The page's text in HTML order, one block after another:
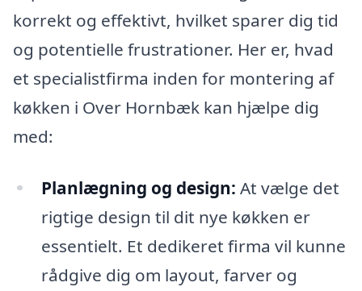
korrekt og effektivt, hvilket sparer dig tid
og potentielle frustrationer. Her er, hvad
et specialistfirma inden for montering af
køkken i Over Hornbæk kan hjælpe dig
med:
Planlægning og design: At vælge det
rigtige design til dit nye køkken er
essentielt. Et dedikeret firma vil kunne
rådgive dig om layout, farver og